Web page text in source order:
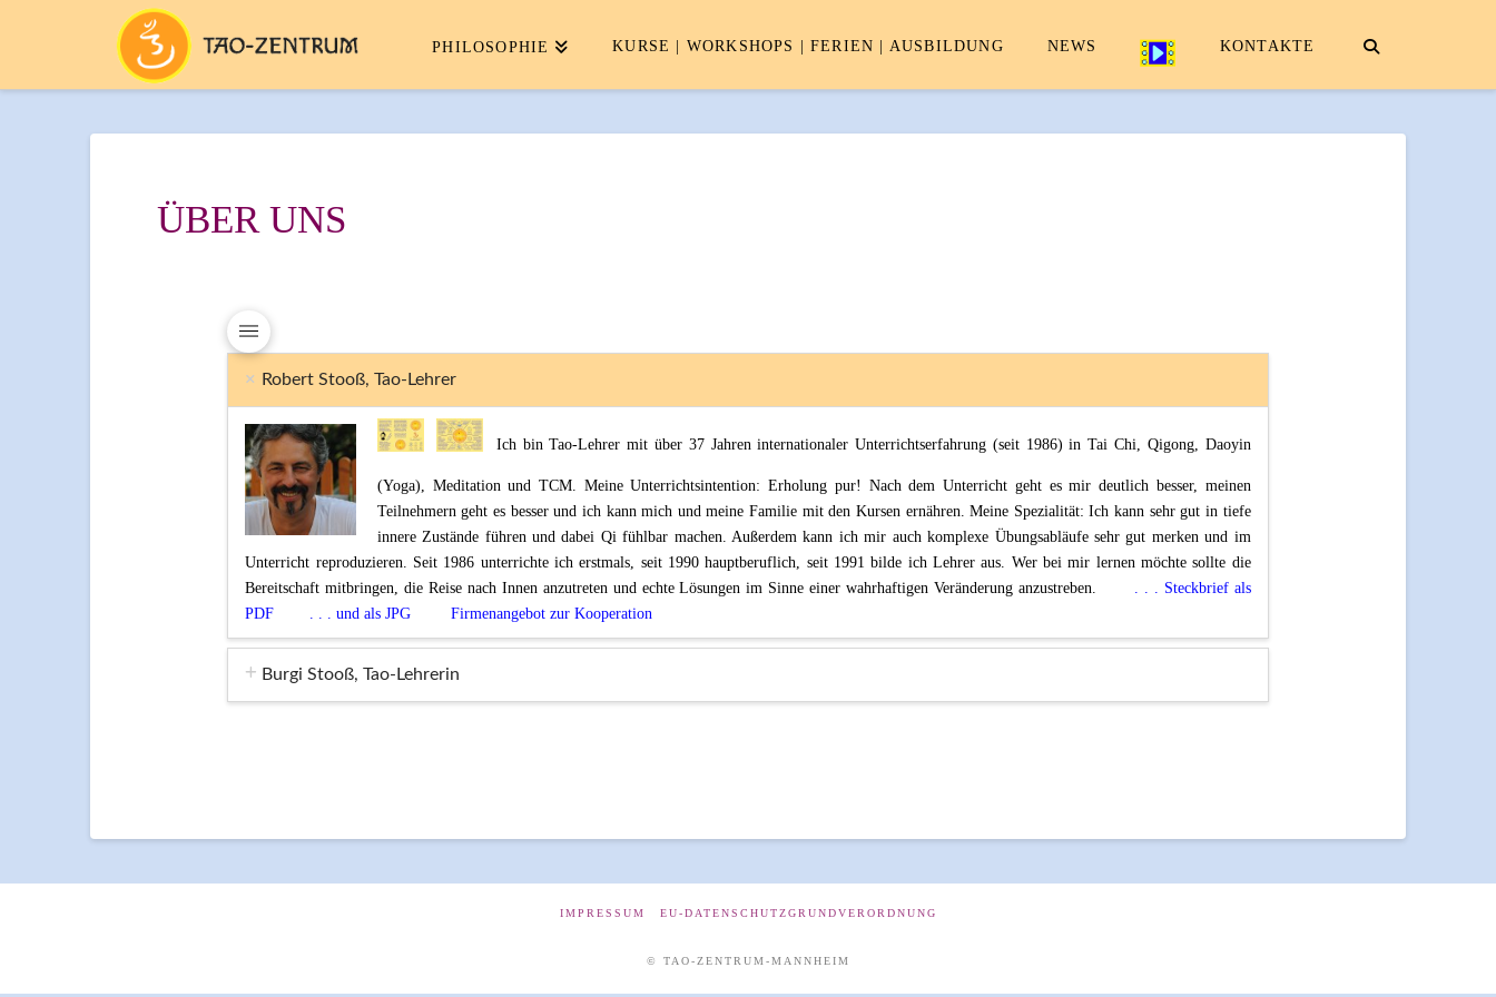
PHILOSOPHIE KURSE | WORKSHOPS | FERIEN | AUSBILDUNG NEWS VIDEOTHEK
KONTAKTE
ÜBER UNS
Robert Stooß, Tao-Lehrer
Ich bin Tao-Lehrer mit über 37 Jahren internationaler Unterrichtserfahrung (seit 1986) in Tai Chi, Qigong, Daoyin
(Yoga), Meditation und TCM. Meine Unterrichtsintention: Erholung pur! Nach dem Unterricht geht es mir deutlich besser, meinen
Teilnehmern geht es besser und ich kann mich und meine Familie mit den Kursen ernähren. Meine Spezialität: Ich kann sehr gut in tiefe
innere Zustände führen und dabei Qi fühlbar machen. Außerdem kann ich mir auch komplexe Übungsabläufe sehr gut merken und im
Unterricht reproduzieren. Seit 1986 unterrichte ich erstmals, seit 1990 hauptberuflich, seit 1991 bilde ich Lehrer aus. Wer bei mir lernen möchte sollte die
Bereitschaft mitbringen, die Reise nach Innen anzutreten und echte Lösungen im Sinne einer wahrhaftigen Veränderung anzustreben.
. . . Steckbrief als
PDF
. . . und als JPG Firmenangebot zur Kooperation
Burgi Stooß, Tao-Lehrerin
IMPRESSUM EU-DATENSCHUTZGRUNDVERORDNUNG
© TAO-ZENTRUM-MANNHEIM